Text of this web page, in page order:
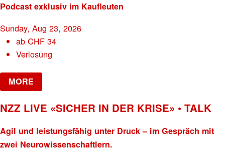
Podcast exklusiv im Kaufleuten
Sunday, Aug 23, 2026
abCHF 34
Verlosung
MORE
NZZ LIVE «SICHER IN DER KRISE» • TALK
Agil und leistungsfähig unter Druck – im Gespräch mit
zwei Neurowissenschaftlern.